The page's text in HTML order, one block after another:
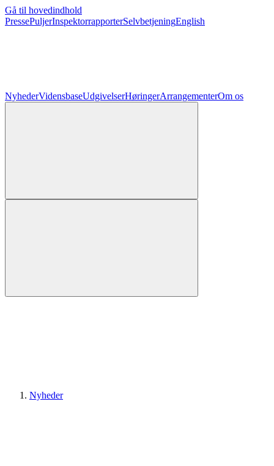
Gå til hovedindhold
PressePuljerInspektorrapporterSelvbetjeningEnglish
NyhederVidensbaseUdgivelserHøringerArrangementerOm os
Nyheder